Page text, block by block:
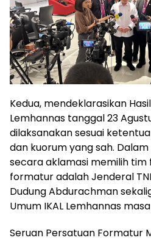
Kedua, mendeklarasikan
Lemhannas tanggal 23
dilaksanakan sesuai
dan kuorum yang sah.
secara aklamasi memilih
formatur adalah Jenderal
Dudung Abdurachman
Umum IKAL Lemhannas
Seruan Persatuan Formatur